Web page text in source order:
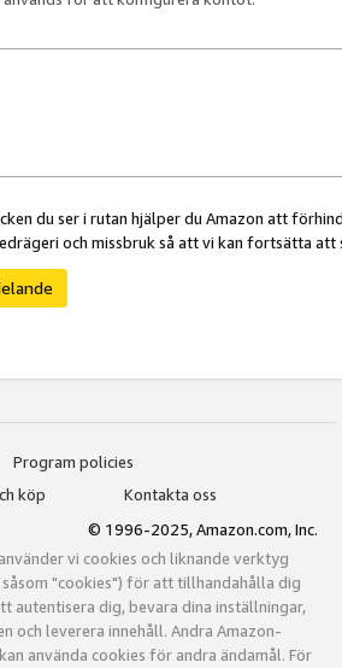
du ser i rutan hjälper du Amazon att
och missbruk så att vi kan fortsätta
Program policies
köp
Kontakta oss
© 1996-2025, Amazon.com, Inc.
vi cookies och liknande verktyg
"cookies") för att tillhandahålla dig
autentisera dig, bevara dina inställningar,
och leverera innehåll. Andra Amazon-
använda cookies för andra ändamål. För